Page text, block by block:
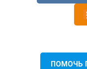
ПОМОЧЬ